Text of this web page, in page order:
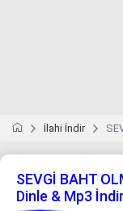
İlahi İndir
SEVGİ BAHT
Dinle & Mp3 İndir